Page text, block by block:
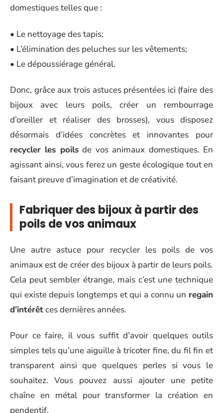
domestiques telles que :
• Le nettoyage des tapis;
• L’élimination des peluches sur les vêtements;
• Le dépoussiérage général.
Donc, grâce aux trois astuces présentées ici (faire des
bijoux avec leurs poils, créer un rembourrage
d’oreiller et réaliser des brosses), vous disposez
désormais d’idées concrètes et innovantes pour
recycler les poilsde vos animaux domestiques. En
agissant ainsi, vous ferez un geste écologique tout en
faisant preuve d’imagination et de créativité.
Fabriquer des bijoux à partir des
poils de vos animaux
Une autre astuce pour recycler les poils de vos
animaux est de créer des bijoux à partir de leurs poils.
Cela peut sembler étrange, mais c’est une technique
qui existe depuis longtemps et qui a connu un regain
d’intérêtces dernières années.
Pour ce faire, il vous suffit d’avoir quelques outils
simples tels qu’une aiguille à tricoter fine, du fil fin et
transparent ainsi que quelques perles si vous le
souhaitez. Vous pouvez aussi ajouter une petite
chaîne en métal pour transformer la création en
pendentif.